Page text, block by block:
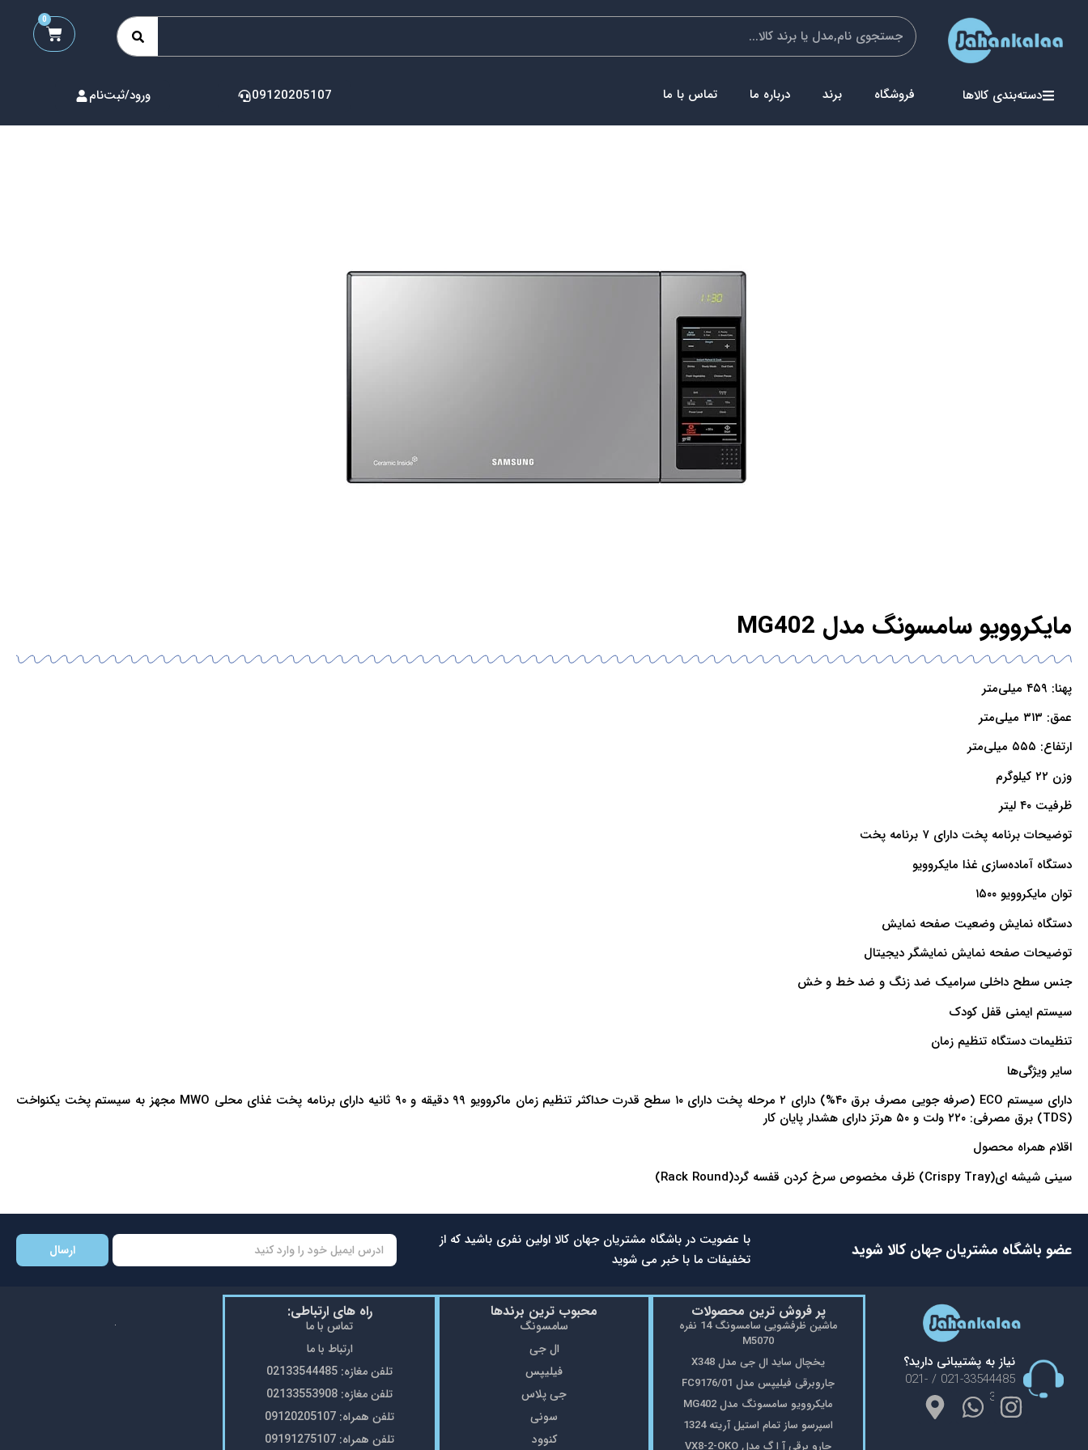
0
دسته‌بندی کالاها فروشگاه برند درباره ما تماس با ما 09120205107 ورود/ثبت‌نام
مایکروویو سامسونگ مدل MG402
پهنا: ۴۵۹ میلی‌متر
عمق: ۳۱۳ میلی‌متر
ارتفاع: ۵۵۵ میلی‌متر
وزن ۲۲ کیلوگرم
ظرفیت ۴۰ لیتر
توضیحات برنامه پخت دارای ۷ برنامه پخت
دستگاه آماده‌سازی غذا مایکروویو
توان مایکروویو ۱۵۰۰
دستگاه نمایش وضعیت صفحه نمایش
توضیحات صفحه نمایش نمایشگر دیجیتال
جنس سطح داخلی سرامیک ضد زنگ و ضد خط و خش
سیستم ایمنی قفل کودک
تنظیمات دستگاه تنظیم زمان
سایر ویژگی‌ها
دارای سیستم ECO (صرفه جویی مصرف برق ۴۰%) دارای ۲ مرحله پخت دارای ۱۰ سطح قدرت حداکثر تنظیم زمان ماکروویو ۹۹ دقیقه و ۹۰ ثانیه دارای برنامه پخت غذای محلی MWO مجهز به سیستم پخت یکنواخت
(TDS) برق مصرفی: ۲۲۰ ولت و ۵۰ هرتز دارای هشدار پایان کار
اقلام همراه محصول
سینی شیشه ای(Crispy Tray) ظرف مخصوص سرخ کردن قفسه گرد(Rack Round)
عضو باشگاه مشتریان جهان کالا شوید
با عضویت در باشگاه مشتریان جهان کالا اولین نفری باشید که از
تخفیفات ما با خبر می شوید
ارسال
نیاز به پشتیبانی دارید؟
021-33544485 / 021-
33553908
پر فروش ترین محصولات
ماشین ظرفشویی سامسونگ 14 نفره
M5070
یخچال ساید ال جی مدل X348
جاروبرقی فیلیپس مدل FC9176/01
مایکروویو سامسونگ مدل MG402
اسپرسو ساز تمام استیل آریته 1324
جارو برقی آ ا گ مدل VX8-2-OKO
محبوب ترین برندها
سامسونگ
ال جی
فیلیپس
جی پلاس
سونی
کنوود
راه های ارتباطی:
تماس با ما
ارتباط با ما
تلفن مغازه: 02133544485
تلفن مغازه: 02133553908
تلفن همراه: 09120205107
تلفن همراه: 09191275107